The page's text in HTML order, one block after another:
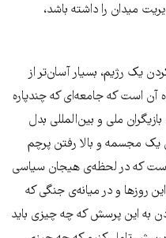
میدان را داشته باشد،
یک رژیم، بسیار آسان‌تر از
آن است که جامعه‌ای که چندپاره
ملی و بین‌المللی بدل
یک مجسمه و بالا رفتن پرچم
است که در لحظه‌ی هیجان سیاسی
روزها و در میانه‌ی جنگی که
به این پرسش که چه چیزی باید